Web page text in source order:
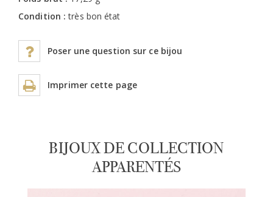
Condition :très bon état
Poser une question sur ce bijou
Imprimer cette page
BIJOUX DE COLLECTION
APPARENTÉS